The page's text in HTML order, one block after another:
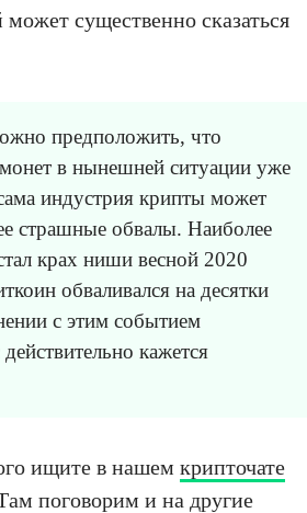
существенно сказаться
предположить, что
в нынешней ситуации уже
индустрия крипты может
страшные обвалы. Наиболее
крах ниши весной 2020
обваливался на десятки
с этим событием
кажется
ищите в нашем крипточате
поговорим и на другие